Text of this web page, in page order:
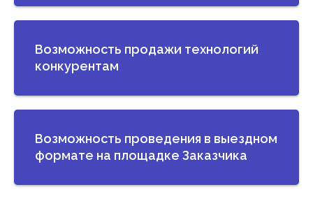
Возможность продажи технологий
конкурентам
Возможность проведения в выездном
формате на площадке Заказчика